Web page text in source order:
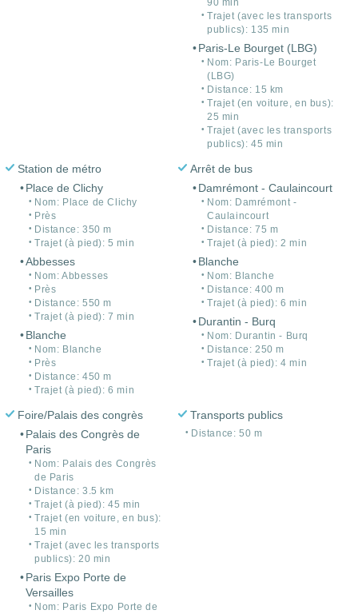
90 min
Trajet (avec les transports
publics): 135 min
Paris-Le Bourget (LBG)
Nom: Paris-Le Bourget
(LBG)
Distance: 15 km
Trajet (en voiture, en bus):
25 min
Trajet (avec les transports
publics): 45 min
Station de métro
Place de Clichy
Nom: Place de Clichy
Près
Distance: 350 m
Trajet (à pied): 5 min
Abbesses
Nom: Abbesses
Près
Distance: 550 m
Trajet (à pied): 7 min
Blanche
Nom: Blanche
Près
Distance: 450 m
Trajet (à pied): 6 min
Arrêt de bus
Damrémont - Caulaincourt
Nom: Damrémont -
Caulaincourt
Distance: 75 m
Trajet (à pied): 2 min
Blanche
Nom: Blanche
Distance: 400 m
Trajet (à pied): 6 min
Durantin - Burq
Nom: Durantin - Burq
Distance: 250 m
Trajet (à pied): 4 min
Foire/Palais des congrès
Palais des Congrès de
Paris
Nom: Palais des Congrès
de Paris
Distance: 3.5 km
Trajet (à pied): 45 min
Trajet (en voiture, en bus):
15 min
Trajet (avec les transports
publics): 20 min
Paris Expo Porte de
Versailles
Nom: Paris Expo Porte de
Transports publics
Distance: 50 m